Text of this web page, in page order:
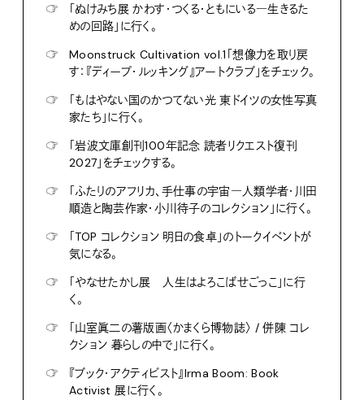
☞
「ぬけみち展 かわす・つくる・ともにいる―生きるた
めの回路」に行く。
☞
Moonstruck Cultivation vol.1「想像力を取り戻
す：『ディープ・ルッキング』アートクラブ」をチェック。
☞
「もはやない国のかつてない光 東ドイツの女性写真
家たち」に行く。
☞
「岩波文庫創刊100年記念 読者リクエスト復刊
2027」をチェックする。
☞
「ふたりのアフリカ、手仕事の宇宙―人類学者・川田
順造と陶芸作家・小川待子のコレクション」に行く。
☞
「TOP コレクション 明日の食卓」のトークイベントが
気になる。
☞
「やなせたかし展 人生はよろこばせごっこ」に行
く。
☞
「山室眞二の薯版画〈かまくら博物誌〉 / 併陳 コレ
クション 暮らしの中で」に行く。
☞
『ブック・アクティビスト』Irma Boom: Book
Activist 展に行く。